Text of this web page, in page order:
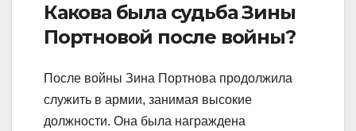
Какова была судьба Зины
Портновой после войны?
После войны Зина Портнова продолжила
служить в армии, занимая высокие
должности. Она была награждена